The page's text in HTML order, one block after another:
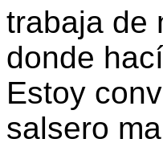
trabaja de
donde
Estoy
salsero